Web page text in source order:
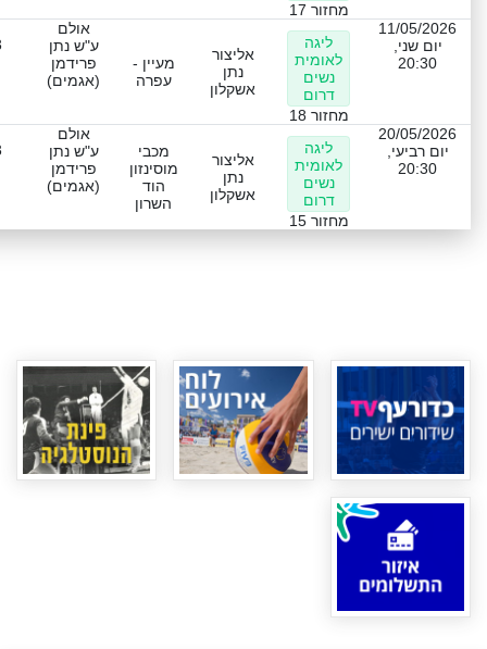
מחזור 17
11/05/2026
יום שני,
20:30
ליגה
לאומית
נשים
דרום
מחזור 18
אליצור
נתן
אשקלון
מעיין -
עפרה
אולם
ע"ש נתן
פרידמן
(אגמים)
20/05/2026
יום רביעי,
20:30
ליגה
לאומית
נשים
דרום
מחזור 15
אליצור
נתן
אשקלון
מכבי
מוסינזון
הוד
השרון
אולם
ע"ש נתן
פרידמן
(אגמים)